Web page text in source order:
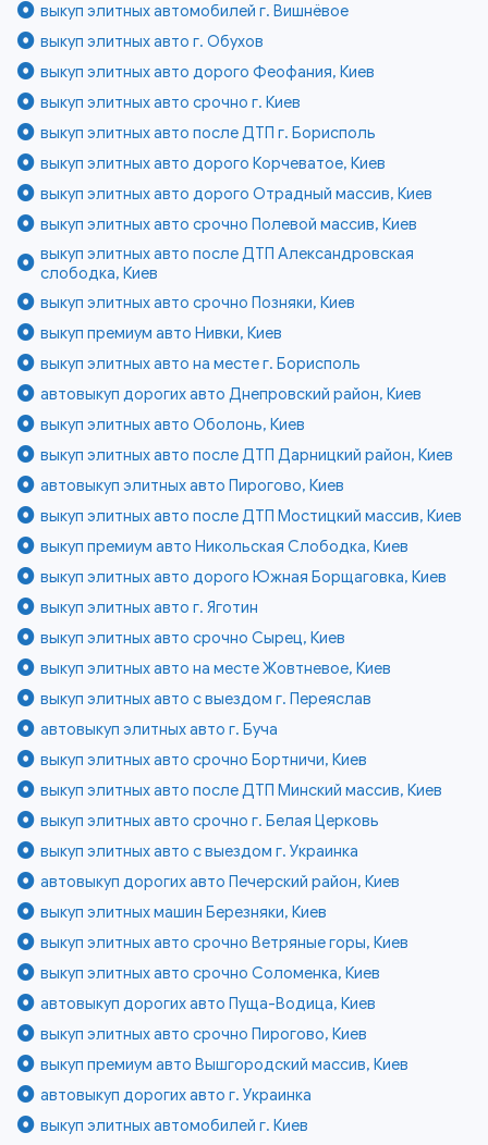
выкуп элитных автомобилей г. Вишнёвое
выкуп элитных авто г. Обухов
выкуп элитных авто дорого Феофания, Киев
выкуп элитных авто срочно г. Киев
выкуп элитных авто после ДТП г. Борисполь
выкуп элитных авто дорого Корчеватое, Киев
выкуп элитных авто дорого Отрадный массив, Киев
выкуп элитных авто срочно Полевой массив, Киев
выкуп элитных авто после ДТП Александровская
слободка, Киев
выкуп элитных авто срочно Позняки, Киев
выкуп премиум авто Нивки, Киев
выкуп элитных авто на месте г. Борисполь
автовыкуп дорогих авто Днепровский район, Киев
выкуп элитных авто Оболонь, Киев
выкуп элитных авто после ДТП Дарницкий район, Киев
автовыкуп элитных авто Пирогово, Киев
выкуп элитных авто после ДТП Мостицкий массив, Киев
выкуп премиум авто Никольская Слободка, Киев
выкуп элитных авто дорого Южная Борщаговка, Киев
выкуп элитных авто г. Яготин
выкуп элитных авто срочно Сырец, Киев
выкуп элитных авто на месте Жовтневое, Киев
выкуп элитных авто с выездом г. Переяслав
автовыкуп элитных авто г. Буча
выкуп элитных авто срочно Бортничи, Киев
выкуп элитных авто после ДТП Минский массив, Киев
выкуп элитных авто срочно г. Белая Церковь
выкуп элитных авто с выездом г. Украинка
автовыкуп дорогих авто Печерский район, Киев
выкуп элитных машин Березняки, Киев
выкуп элитных авто срочно Ветряные горы, Киев
выкуп элитных авто срочно Соломенка, Киев
автовыкуп дорогих авто Пуща-Водица, Киев
выкуп элитных авто срочно Пирогово, Киев
выкуп премиум авто Вышгородский массив, Киев
автовыкуп дорогих авто г. Украинка
выкуп элитных автомобилей г. Киев